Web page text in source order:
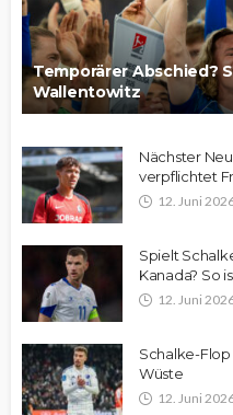
Temporärer Abschied?
Wallentowitz
Nächster
verpflichtet
12. Juni
Spielt
Kanada? So
12. Juni
Schalke-Flop
Wüste
12. Juni